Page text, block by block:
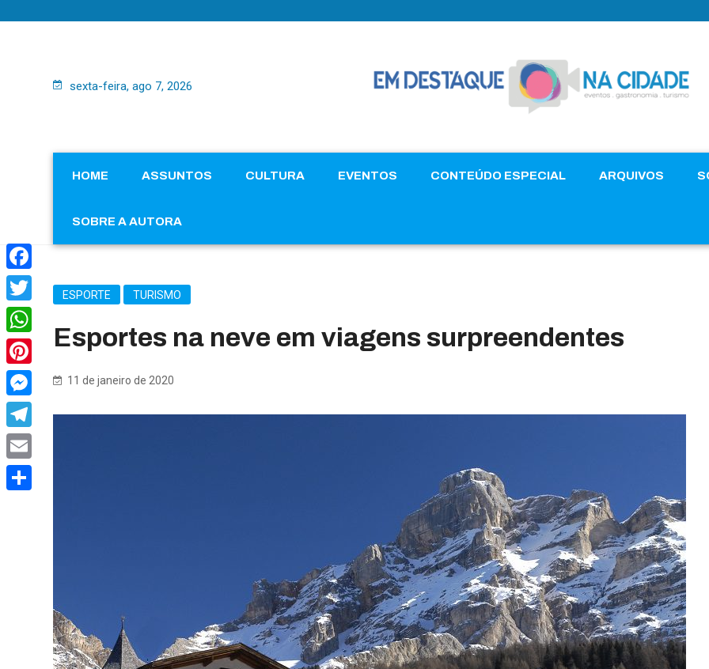
sexta-feira, ago 7, 2026
HOME ASSUNTOS CULTURA EVENTOS CONTEÚDO ESPECIAL ARQUIVOS
SOBRE A AUTORA
ESPORTE TURISMO
Esportes na neve em viagens surpreendentes
11 de janeiro de 2020
Facebook
Twitter
WhatsApp
Pinterest
Messenger
Telegram
Email